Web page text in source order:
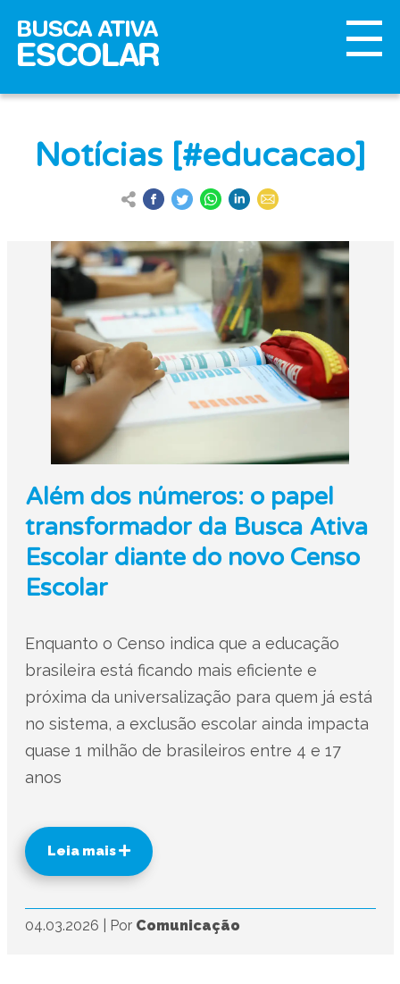
Notícias [#educacao]
Além dos números: o papel
transformador da Busca Ativa
Escolar diante do novo Censo
Escolar
Enquanto o Censo indica que a educação
brasileira está ficando mais eficiente e
próxima da universalização para quem já está
no sistema, a exclusão escolar ainda impacta
quase 1 milhão de brasileiros entre 4 e 17
anos
Leia mais
04.03.2026 Por Comunicação